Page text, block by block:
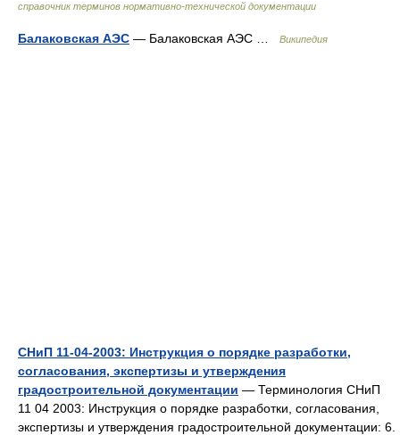
справочник терминов нормативно-технической документации
Балаковская АЭС — Балаковская АЭС … Википедия
СНиП 11-04-2003: Инструкция о порядке разработки,
согласования, экспертизы и утверждения
градостроительной документации — Терминология СНиП
11 04 2003: Инструкция о порядке разработки, согласования,
экспертизы и утверждения градостроительной документации: 6.